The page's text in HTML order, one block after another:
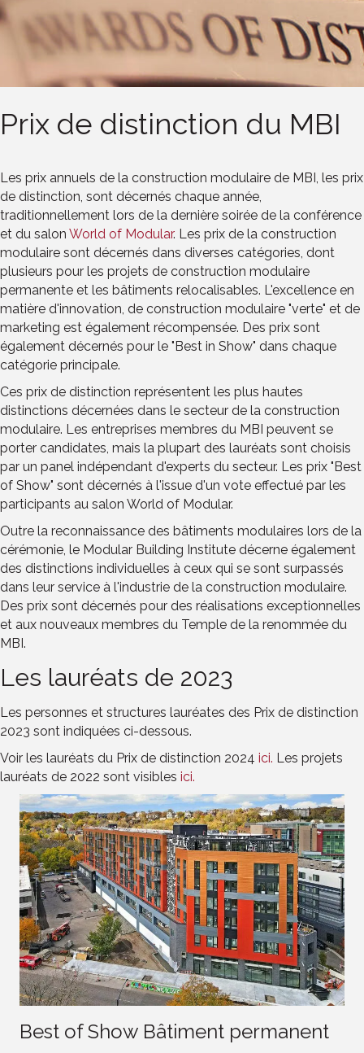
Prix de distinction du MBI
Les prix annuels de la construction modulaire de MBI, les prix
de distinction, sont décernés chaque année,
traditionnellement lors de la dernière soirée de la conférence
et du salon World of Modular. Les prix de la construction
modulaire sont décernés dans diverses catégories, dont
plusieurs pour les projets de construction modulaire
permanente et les bâtiments relocalisables. L'excellence en
matière d'innovation, de construction modulaire "verte" et de
marketing est également récompensée. Des prix sont
également décernés pour le "Best in Show" dans chaque
catégorie principale.
Ces prix de distinction représentent les plus hautes
distinctions décernées dans le secteur de la construction
modulaire. Les entreprises membres du MBI peuvent se
porter candidates, mais la plupart des lauréats sont choisis
par un panel indépendant d'experts du secteur. Les prix "Best
of Show" sont décernés à l'issue d'un vote effectué par les
participants au salon World of Modular.
Outre la reconnaissance des bâtiments modulaires lors de la
cérémonie, le Modular Building Institute décerne également
des distinctions individuelles à ceux qui se sont surpassés
dans leur service à l'industrie de la construction modulaire.
Des prix sont décernés pour des réalisations exceptionnelles
et aux nouveaux membres du Temple de la renommée du
MBI.
Les lauréats de 2023
Les personnes et structures lauréates des Prix de distinction
2023 sont indiquées ci-dessous.
Voir les lauréats du Prix de distinction 2024 ici. Les projets
lauréats de 2022 sont visibles ici.
Best of Show Bâtiment permanent